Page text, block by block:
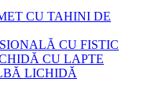
CU TAHINI DE
CU FISTIC
CU LAPTE
LICHIDĂ